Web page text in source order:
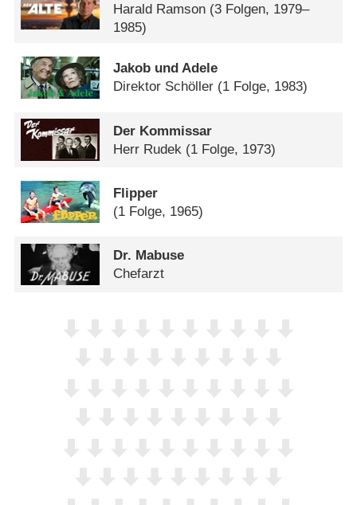
Harald Ramson (3 Folgen, 1979–
1985)
Jakob und Adele
Direktor Schöller (1 Folge, 1983)
Der Kommissar
Herr Rudek (1 Folge, 1973)
Flipper
(1 Folge, 1965)
Dr. Mabuse
Chefarzt